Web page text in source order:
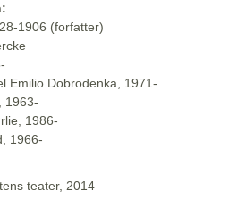
1906 (forfatter)
Emilio Dobrodenka, 1971-
1963-
1986-
1966-
teater, 2014